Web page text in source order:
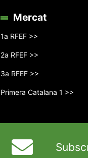
Mercat
1a RFEF >>
2a RFEF >>
3a RFEF >>
Primera Catalana 1 >>